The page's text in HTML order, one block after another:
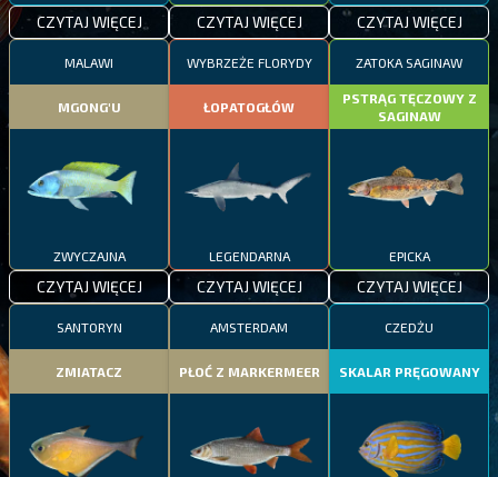
CZYTAJ WIĘCEJ CZYTAJ WIĘCEJ CZYTAJ WIĘCEJ
MALAWI
MGONG'U
ZWYCZAJNA
CZYTAJ WIĘCEJ
WYBRZEŻE FLORYDY
ŁOPATOGŁÓW
LEGENDARNA
CZYTAJ WIĘCEJ
ZATOKA SAGINAW
PSTRĄG TĘCZOWY Z
SAGINAW
EPICKA
CZYTAJ WIĘCEJ
SANTORYN
ZMIATACZ
AMSTERDAM
PŁOĆ Z MARKERMEER
CZEDŻU
SKALAR PRĘGOWANY